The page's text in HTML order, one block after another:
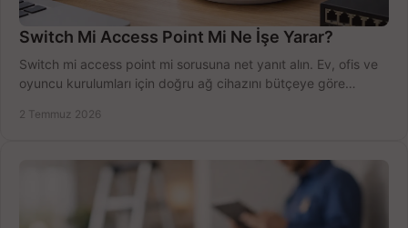
Switch Mi Access Point Mi Ne İşe Yarar?
Switch mi access point mi sorusuna net yanıt alın. Ev, ofis ve
oyuncu kurulumları için doğru ağ cihazını bütçeye göre
2 Temmuz 2026